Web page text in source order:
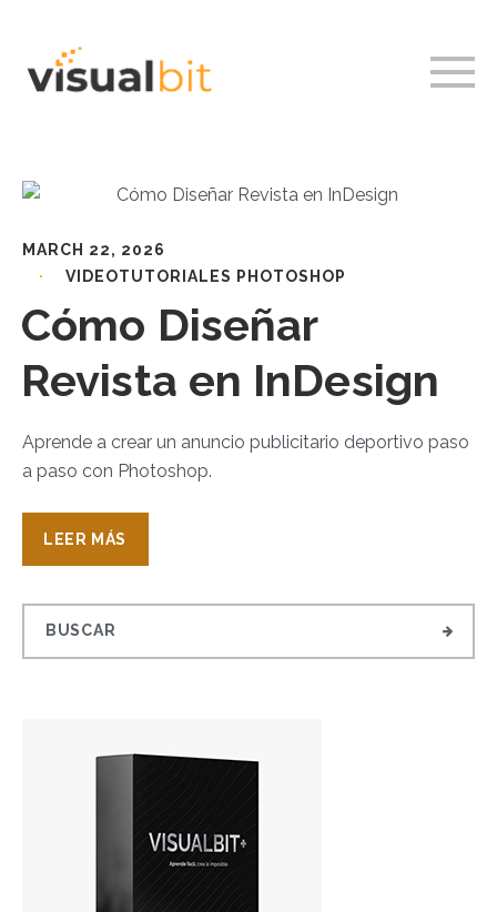
MARCH 22, 2026
VIDEOTUTORIALES PHOTOSHOP
Cómo Diseñar
Revista en InDesign
Aprende a crear un anuncio publicitario deportivo paso
a paso con Photoshop.
LEER MÁS